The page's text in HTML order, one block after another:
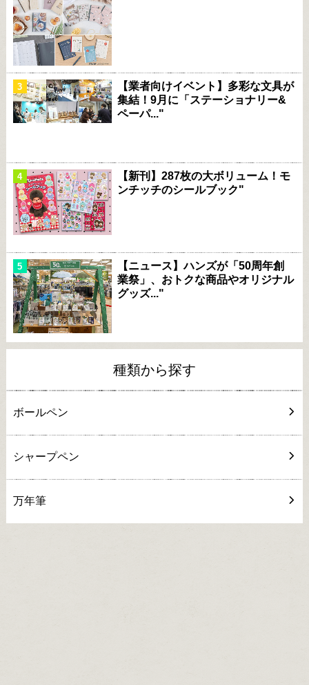
【業者向けイベント】多彩な文具が
集結！9月に「ステーショナリー&
ペーパ..."
【新刊】287枚の大ボリューム！モ
ンチッチのシールブック"
【ニュース】ハンズが「50周年創
業祭」、おトクな商品やオリジナル
グッズ..."
種類から探す
ボールペン
シャープペン
万年筆